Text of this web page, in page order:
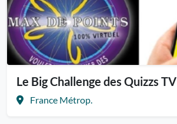
Le Big Challenge des Quizzs TV
France Métrop.